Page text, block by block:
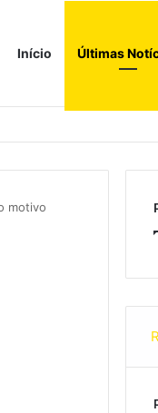
Início Últimas
R$ 876 milhões
motivo